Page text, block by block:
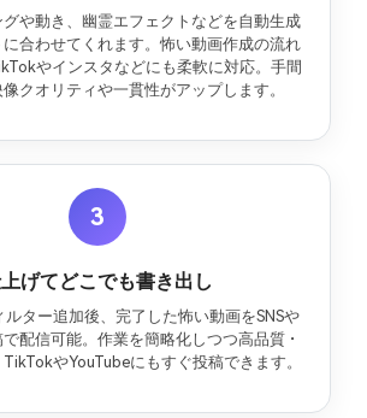
や動き、幽霊エフェクトなどを自動生成
に合わせてくれます。怖い動画作成の流れ
やインスタなどにも柔軟に対応。手間
クオリティや一貫性がアップします。
3
げてどこでも書き出し
ター追加後、完了した怖い動画をSNSや
配信可能。作業を簡略化しつつ高品質・
やYouTubeにもすぐ投稿できます。